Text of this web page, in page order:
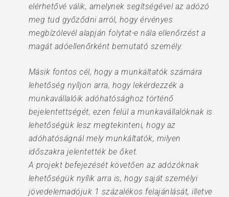
elérhetővé válik, amelynek segítségével az adózó
meg tud győződni arról, hogy érvényes
megbízólevél alapján folytat-e nála ellenőrzést a
magát adóellenőrként bemutató személy.
Másik fontos cél, hogy a munkáltatók számára
lehetőség nyíljon arra, hogy lekérdezzék a
munkavállalóik adóhatósághoz történő
bejelentettségét, ezen felül a munkavállalóknak is
lehetőségük lesz megtekinteni, hogy az
adóhatóságnál mely munkáltatók, milyen
időszakra jelentették be őket.
A projekt befejezését követően az adózóknak
lehetőségük nyílik arra is, hogy saját személyi
jövedelemadójuk 1 százalékos felajánlását, illetve